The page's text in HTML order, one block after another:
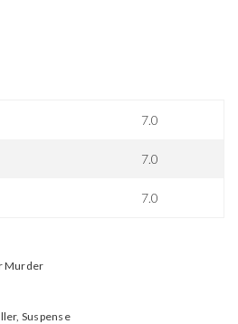
7.0
7.0
7.0
Murder
Suspense